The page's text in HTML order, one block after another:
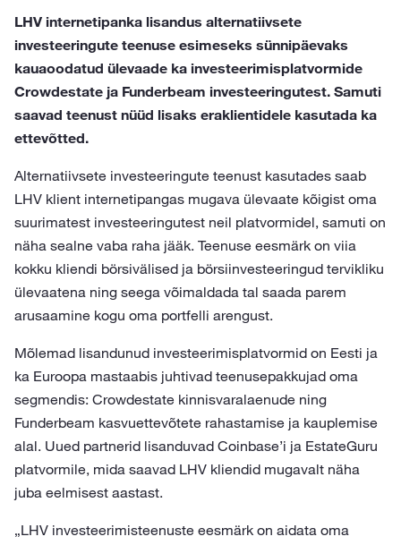
LHV internetipanka lisandus alternatiivsete
investeeringute teenuse esimeseks sünnipäevaks
kauaoodatud ülevaade ka investeerimisplatvormide
Crowdestate ja Funderbeam investeeringutest. Samuti
saavad teenust nüüd lisaks eraklientidele kasutada ka
ettevõtted.
Alternatiivsete investeeringute teenust kasutades saab
LHV klient internetipangas mugava ülevaate kõigist oma
suurimatest investeeringutest neil platvormidel, samuti on
näha sealne vaba raha jääk. Teenuse eesmärk on viia
kokku kliendi börsivälised ja börsiinvesteeringud tervikliku
ülevaatena ning seega võimaldada tal saada parem
arusaamine kogu oma portfelli arengust.
Mõlemad lisandunud investeerimisplatvormid on Eesti ja
ka Euroopa mastaabis juhtivad teenusepakkujad oma
segmendis: Crowdestate kinnisvaralaenude ning
Funderbeam kasvuettevõtete rahastamise ja kauplemise
alal. Uued partnerid lisanduvad Coinbase’i ja EstateGuru
platvormile, mida saavad LHV kliendid mugavalt näha
juba eelmisest aastast.
„LHV investeerimisteenuste eesmärk on aidata oma